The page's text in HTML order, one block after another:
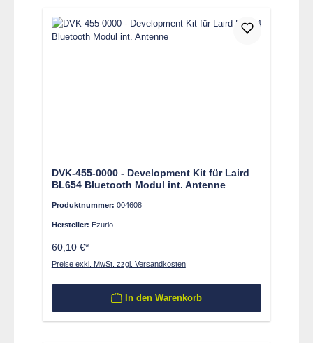
DVK-455-0000 - Development Kit für Laird
BL654 Bluetooth Modul int. Antenne
Produktnummer: 004608
Hersteller: Ezurio
60,10 €*
Preise exkl. MwSt. zzgl. Versandkosten
In den Warenkorb